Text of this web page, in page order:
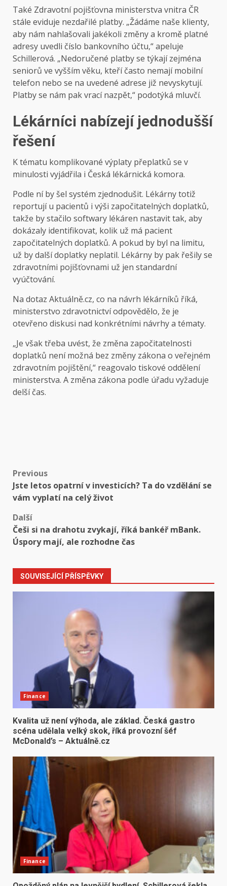
Také Zdravotní pojišťovna ministerstva vnitra ČR
stále eviduje nezdařilé platby. „Žádáme naše klienty,
aby nám nahlašovali jakékoli změny a kromě platné
adresy uvedli číslo bankovního účtu,“ apeluje
Schillerová. „Nedoručené platby se týkají zejména
seniorů ve vyšším věku, kteří často nemají mobilní
telefon nebo se na uvedené adrese již nevyskytují.
Platby se nám pak vrací nazpět,“ podotýká mluvčí.
Lékárníci nabízejí jednodušší
řešení
K tématu komplikované výplaty přeplatků se v
minulosti vyjádřila i Česká lékárnická komora.
Podle ní by šel systém zjednodušit. Lékárny totiž
reportují u pacientů i výši započitatelných doplatků,
takže by stačilo softwary lékáren nastavit tak, aby
dokázaly identifikovat, kolik už má pacient
započitatelných doplatků. A pokud by byl na limitu,
už by další doplatky neplatil. Lékárny by pak řešily se
zdravotními pojišťovnami už jen standardní
vyúčtování.
Na dotaz Aktuálně.cz, co na návrh lékárníků říká,
ministerstvo zdravotnictví odpovědělo, že je
otevřeno diskusi nad konkrétními návrhy a tématy.
„Je však třeba uvést, že změna započitatelnosti
doplatků není možná bez změny zákona o veřejném
zdravotním pojištění,“ reagovalo tiskové oddělení
ministerstva. A změna zákona podle úřadu vyžaduje
delší čas.
Post
navigation
Previous
Jste letos opatrní v investicích? Ta do vzdělání se
vám vyplatí na celý život
Další
Češi si na drahotu zvykají, říká bankéř mBank.
Úspory mají, ale rozhodne čas
SOUVISEJÍCÍ PŘÍSPĚVKY
Finance
Kvalita už není výhoda, ale základ. Česká gastro
scéna udělala velký skok, říká provozní šéf
McDonald’s – Aktuálně.cz
Finance